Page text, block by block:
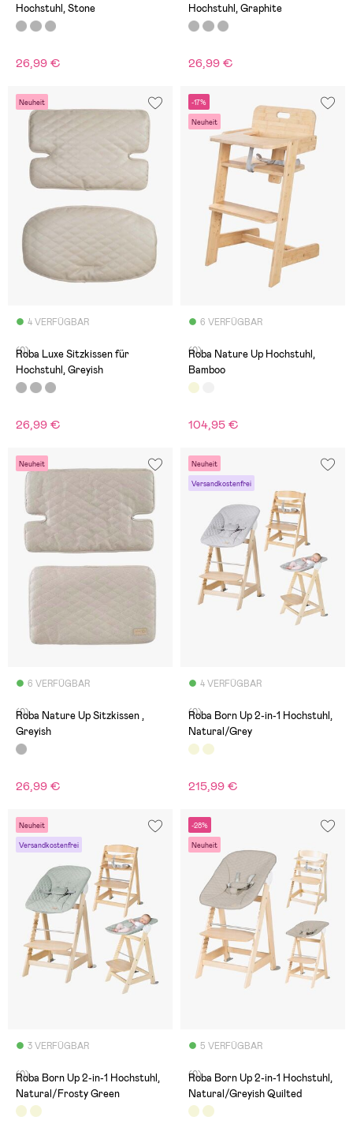
Hochstuhl, Stone
26,99 €
Hochstuhl, Graphite
26,99 €
Neuheit
4 VERFÜGBAR
(0)
Roba Luxe Sitzkissen für
Hochstuhl, Greyish
26,99 €
-17%
Neuheit
6 VERFÜGBAR
(0)
Roba Nature Up Hochstuhl,
Bamboo
104,95 €
Neuheit
6 VERFÜGBAR
(0)
Roba Nature Up Sitzkissen ,
Greyish
26,99 €
Neuheit
Versandkostenfrei
4 VERFÜGBAR
(0)
Roba Born Up 2-in-1 Hochstuhl,
Natural/Grey
215,99 €
Neuheit
Versandkostenfrei
3 VERFÜGBAR
(0)
Roba Born Up 2-in-1 Hochstuhl,
Natural/Frosty Green
-28%
Neuheit
5 VERFÜGBAR
(0)
Roba Born Up 2-in-1 Hochstuhl,
Natural/Greyish Quilted